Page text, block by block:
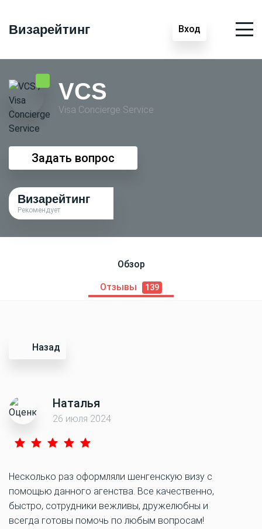
Визарейтинг Вход
VCS
Visa Conсierge Service
Задать вопрос
Визарейтинг
Рекомендует
Обзор
Отзывы 139
Назад
Наталья
26 июля 2024
Несколько раз оформляли шенгенскую визу с
помощью данного агенства. Все качественно,
быстро, сотрудники вежливы, дружелюбны и
всегда готовы помочь по любым вопросам!